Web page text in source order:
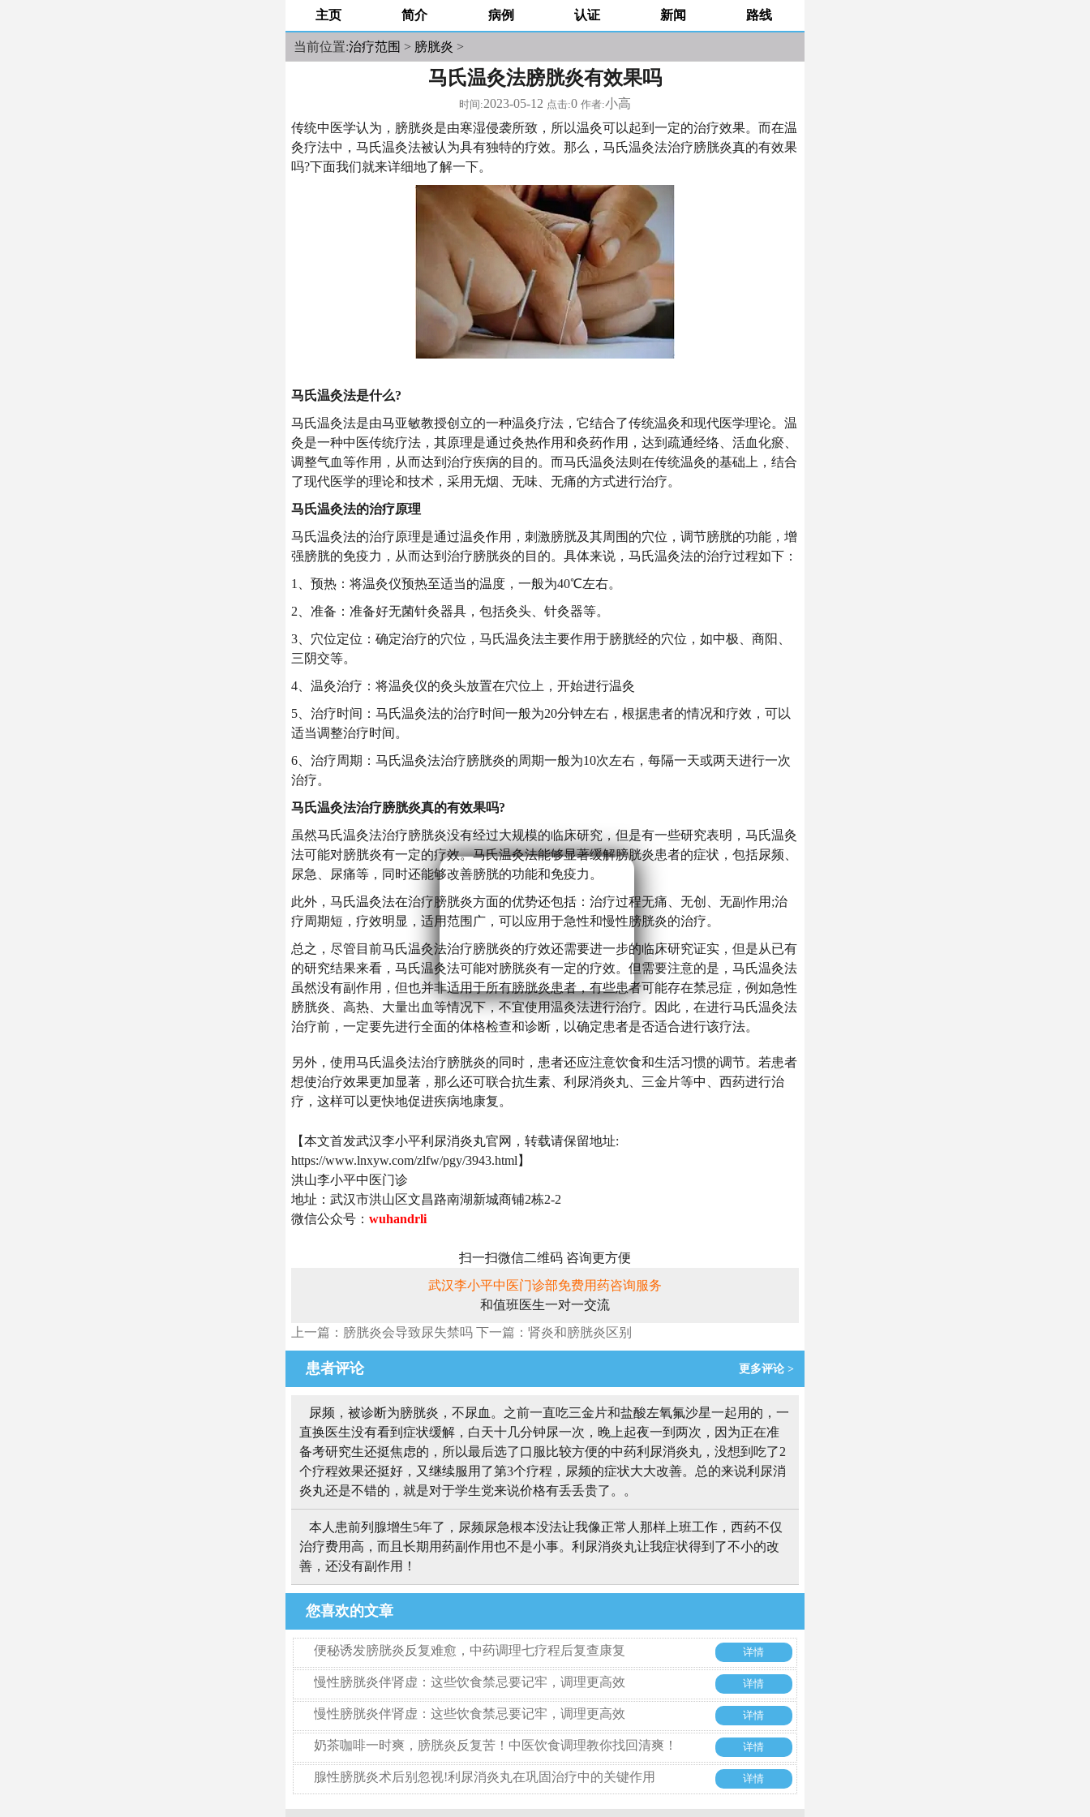
主页 简介 病例 认证 新闻 路线
当前位置:治疗范围 > 膀胱炎 >
马氏温灸法膀胱炎有效果吗
时间:2023-05-12 点击:0 作者:小高
传统中医学认为，膀胱炎是由寒湿侵袭所致，所以温灸可以起到一定的治疗效果。而在温
灸疗法中，马氏温灸法被认为具有独特的疗效。那么，马氏温灸法治疗膀胱炎真的有效果
吗?下面我们就来详细地了解一下。
马氏温灸法是什么?
马氏温灸法是由马亚敏教授创立的一种温灸疗法，它结合了传统温灸和现代医学理论。温
灸是一种中医传统疗法，其原理是通过灸热作用和灸药作用，达到疏通经络、活血化瘀、
调整气血等作用，从而达到治疗疾病的目的。而马氏温灸法则在传统温灸的基础上，结合
了现代医学的理论和技术，采用无烟、无味、无痛的方式进行治疗。
马氏温灸法的治疗原理
马氏温灸法的治疗原理是通过温灸作用，刺激膀胱及其周围的穴位，调节膀胱的功能，增
强膀胱的免疫力，从而达到治疗膀胱炎的目的。具体来说，马氏温灸法的治疗过程如下：
1、预热：将温灸仪预热至适当的温度，一般为40℃左右。
2、准备：准备好无菌针灸器具，包括灸头、针灸器等。
3、穴位定位：确定治疗的穴位，马氏温灸法主要作用于膀胱经的穴位，如中极、商阳、
三阴交等。
4、温灸治疗：将温灸仪的灸头放置在穴位上，开始进行温灸
5、治疗时间：马氏温灸法的治疗时间一般为20分钟左右，根据患者的情况和疗效，可以
适当调整治疗时间。
6、治疗周期：马氏温灸法治疗膀胱炎的周期一般为10次左右，每隔一天或两天进行一次
治疗。
马氏温灸法治疗膀胱炎真的有效果吗?
虽然马氏温灸法治疗膀胱炎没有经过大规模的临床研究，但是有一些研究表明，马氏温灸
法可能对膀胱炎有一定的疗效。马氏温灸法能够显著缓解膀胱炎患者的症状，包括尿频、
尿急、尿痛等，同时还能够改善膀胱的功能和免疫力。
此外，马氏温灸法在治疗膀胱炎方面的优势还包括：治疗过程无痛、无创、无副作用;治
疗周期短，疗效明显，适用范围广，可以应用于急性和慢性膀胱炎的治疗。
总之，尽管目前马氏温灸法治疗膀胱炎的疗效还需要进一步的临床研究证实，但是从已有
的研究结果来看，马氏温灸法可能对膀胱炎有一定的疗效。但需要注意的是，马氏温灸法
虽然没有副作用，但也并非适用于所有膀胱炎患者，有些患者可能存在禁忌症，例如急性
膀胱炎、高热、大量出血等情况下，不宜使用温灸法进行治疗。因此，在进行马氏温灸法
治疗前，一定要先进行全面的体格检查和诊断，以确定患者是否适合进行该疗法。
另外，使用马氏温灸法治疗膀胱炎的同时，患者还应注意饮食和生活习惯的调节。若患者
想使治疗效果更加显著，那么还可联合抗生素、利尿消炎丸、三金片等中、西药进行治
疗，这样可以更快地促进疾病地康复。
【本文首发武汉李小平利尿消炎丸官网，转载请保留地址:
https://www.lnxyw.com/zlfw/pgy/3943.html】
洪山李小平中医门诊
地址：武汉市洪山区文昌路南湖新城商铺2栋2-2
微信公众号： wuhandrli
扫一扫微信二维码 咨询更方便
武汉李小平中医门诊部免费用药咨询服务
和值班医生一对一交流
上一篇：膀胱炎会导致尿失禁吗 下一篇：肾炎和膀胱炎区别
患者评论 更多评论 >
尿频，被诊断为膀胱炎，不尿血。之前一直吃三金片和盐酸左氧氟沙星一起用的，一
直换医生没有看到症状缓解，白天十几分钟尿一次，晚上起夜一到两次，因为正在准
备考研究生还挺焦虑的，所以最后选了口服比较方便的中药利尿消炎丸，没想到吃了2
个疗程效果还挺好，又继续服用了第3个疗程，尿频的症状大大改善。总的来说利尿消
炎丸还是不错的，就是对于学生党来说价格有丢丢贵了。。
本人患前列腺增生5年了，尿频尿急根本没法让我像正常人那样上班工作，西药不仅
治疗费用高，而且长期用药副作用也不是小事。利尿消炎丸让我症状得到了不小的改
善，还没有副作用！
您喜欢的文章
便秘诱发膀胱炎反复难愈，中药调理七疗程后复查康复 详情
慢性膀胱炎伴肾虚：这些饮食禁忌要记牢，调理更高效 详情
慢性膀胱炎伴肾虚：这些饮食禁忌要记牢，调理更高效 详情
奶茶咖啡一时爽，膀胱炎反复苦！中医饮食调理教你找回清爽！ 详情
腺性膀胱炎术后别忽视!利尿消炎丸在巩固治疗中的关键作用 详情